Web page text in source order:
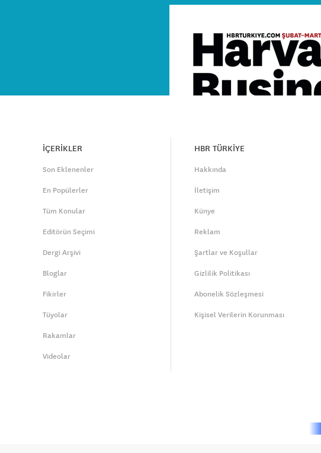
İÇERİKLER
Son Eklenenler
En Popülerler
Tüm Konular
Editörün Seçimi
Dergi Arşivi
Bloglar
Fikirler
Tüyolar
Rakamlar
Videolar
HBR TÜRKİYE
Hakkında
İletişim
Künye
Reklam
Şartlar ve Koşullar
Gizlilik Politikası
Abonelik Sözleşmesi
Kişisel Verilerin Korunması